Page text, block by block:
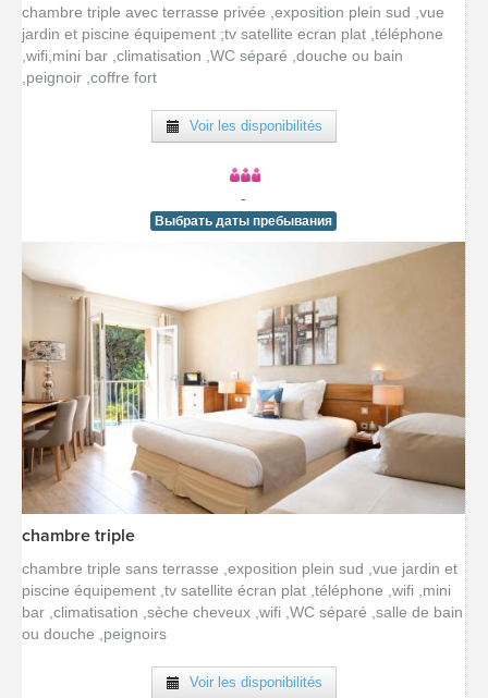
chambre triple avec terrasse privée ,exposition plein sud ,vue
jardin et piscine équipement ;tv satellite ecran plat ,téléphone
,wifi,mini bar ,climatisation ,WC séparé ,douche ou bain
,peignoir ,coffre fort
Voir les disponibilités
-
Выбрать даты пребывания
chambre triple
chambre triple sans terrasse ,exposition plein sud ,vue jardin et
piscine équipement ,tv satellite écran plat ,téléphone ,wifi ,mini
bar ,climatisation ,sèche cheveux ,wifi ,WC séparé ,salle de bain
ou douche ,peignoirs
Voir les disponibilités